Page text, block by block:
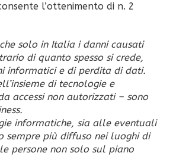
l’ottenimento di n. 2
che solo in Italia i danni causati
di quanto spesso si crede,
informatici e di perdita di dati.
di tecnologie e
accessi non autorizzati – sono
informatiche, sia alle eventuali
sempre più diffuso nei luoghi di
persone non solo sul piano